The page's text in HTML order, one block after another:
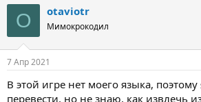
т
о
т
м
ы
т
н
а
л
O otaviotr
Мимокрокодил
7 Апр 2021
В этой игре нет моего языка, поэтому
перевести, но не знаю, как извлечь